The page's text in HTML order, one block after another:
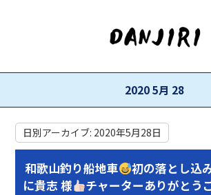
2020 5月 28
日別アーカイブ: 2020年5月28日
和歌山釣り船地車
初の落とし込
に貴志 様
チャーターありがとう